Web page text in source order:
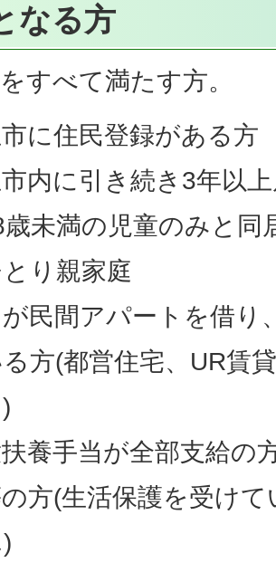
なる方
すべて満たす方。
に住民登録がある方
内に引き続き3年以
未満の児童のみと同
り親家庭
が民間アパートを借り
方(都営住宅、UR賃
扶養手当が全部支給の
方(生活保護を受け